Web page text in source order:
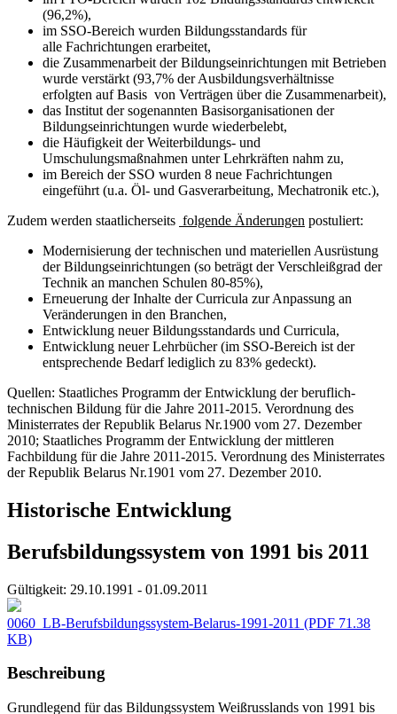
(96,2%),
im SSO-Bereich wurden Bildungsstandards für
alle Fachrichtungen erarbeitet,
die Zusammenarbeit der Bildungseinrichtungen mit Betrieben
wurde verstärkt (93,7% der Ausbildungsverhältnisse
erfolgten auf Basis von Verträgen über die Zusammenarbeit),
das Institut der sogenannten Basisorganisationen der
Bildungseinrichtungen wurde wiederbelebt,
die Häufigkeit der Weiterbildungs- und
Umschulungsmaßnahmen unter Lehrkräften nahm zu,
im Bereich der SSO wurden 8 neue Fachrichtungen
eingeführt (u.a. Öl- und Gasverarbeitung, Mechatronik etc.),
Zudem werden staatlicherseits folgende Änderungen postuliert:
Modernisierung der technischen und materiellen Ausrüstung
der Bildungseinrichtungen (so beträgt der Verschleißgrad der
Technik an manchen Schulen 80-85%),
Erneuerung der Inhalte der Curricula zur Anpassung an
Veränderungen in den Branchen,
Entwicklung neuer Bildungsstandards und Curricula,
Entwicklung neuer Lehrbücher (im SSO-Bereich ist der
entsprechende Bedarf lediglich zu 83% gedeckt).
Quellen: Staatliches Programm der Entwicklung der beruflich-
technischen Bildung für die Jahre 2011-2015. Verordnung des
Ministerrates der Republik Belarus Nr.1900 vom 27. Dezember
2010; Staatliches Programm der Entwicklung der mittleren
Fachbildung für die Jahre 2011-2015. Verordnung des Ministerrates
der Republik Belarus Nr.1901 vom 27. Dezember 2010.
Historische Entwicklung
Berufsbildungssystem von 1991 bis 2011
Gültigkeit: 29.10.1991 - 01.09.2011
0060_LB-Berufsbildungssystem-Belarus-1991-2011 (PDF 71.38
KB)
Beschreibung
Grundlegend für das Bildungssystem Weißrusslands von 1991 bis